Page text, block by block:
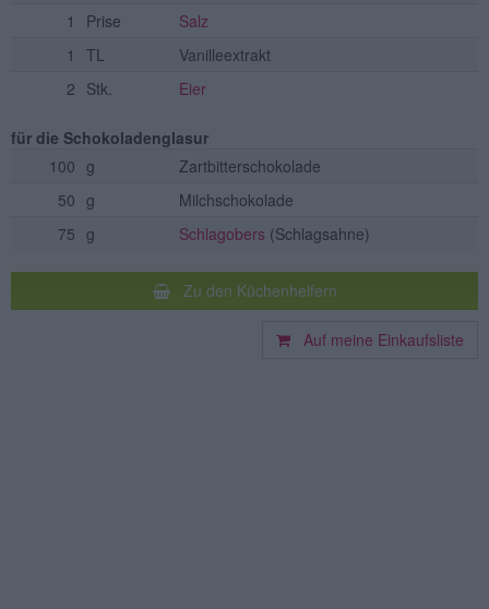
1
Prise
Salz
1
TL
Vanilleextrakt
2 Stk. Eier
für die Schokoladenglasur
100 g
Zartbitterschokolade
50 g
Milchschokolade
75 g Schlagobers (Schlagsahne)
Zu den Küchenhelfern
Auf meine Einkaufsliste